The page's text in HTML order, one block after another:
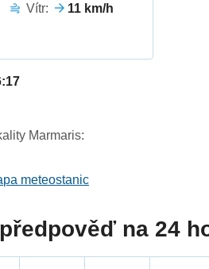
Vítr: 11 km/h
Marmaris:
meteostanic
na 24